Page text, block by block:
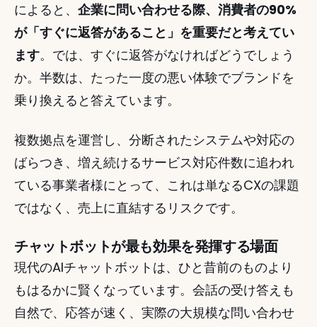
によると、 企業に問い合わせる際、消費者の90%
が「すぐに返答があること」を重要だと考えてい
ます。では、すぐに返答がなければどうでしょう
か。半数は、たった一度の悪い体験でブランドを
乗り換えると答えています。
複数拠点を運営し、分断されたシステムや対応の
ばらつき、増え続けるサービス対応件数に追われ
ている事業者様にとって、これは単なるCXの課題
ではなく、売上に直結するリスクです。
チャットボットが最も効果を発揮する場面
現代のAIチャットボットは、ひと昔前のものより
もはるかに賢くなっています。会話の受け答えも
自然で、応答が速く、実際の大規模な問い合わせ